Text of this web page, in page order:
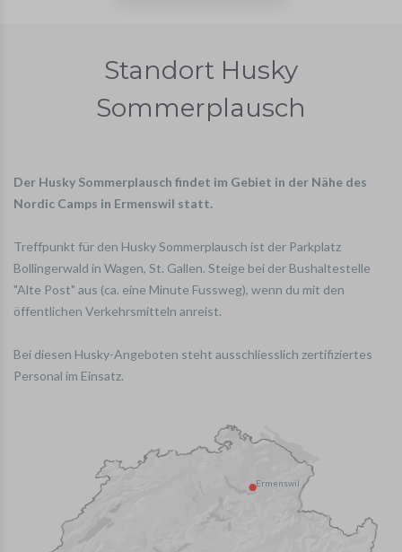
Standort Husky
Sommerplausch
Der Husky Sommerplausch findet im Gebiet in der Nähe des
Nordic Camps in Ermenswil statt.
Treffpunkt für den Husky Sommerplausch ist der Parkplatz
Bollingerwald in Wagen, St. Gallen. Steige bei der Bushaltestelle
"Alte Post" aus (ca. eine Minute Fussweg), wenn du mit den
öffentlichen Verkehrsmitteln anreist.
Bei diesen Husky-Angeboten steht ausschliesslich zertifiziertes
Personal im Einsatz.
Ermenswil